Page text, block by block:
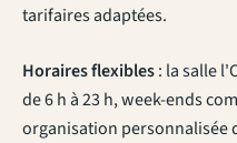
tarifaires adaptées.
Horaires flexibles: la salle
de 6 h à 23 h, week-ends
organisation personnalisée